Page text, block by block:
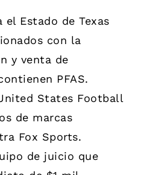
el Estado de Texas
con la
y venta de
PFAS.
States Football
de marcas
Fox Sports.
de juicio que